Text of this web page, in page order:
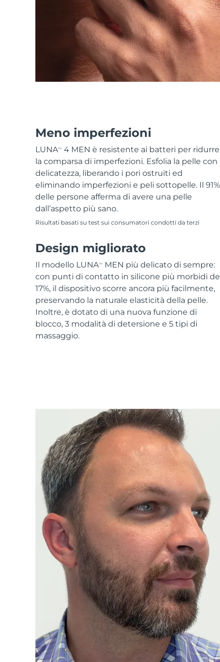
Meno imperfezioni
LUNATM
4 MEN è resistente ai batteri per ridurre
la comparsa di imperfezioni. Esfolia la pelle con
delicatezza, liberando i pori ostruiti ed
eliminando imperfezioni e peli sottopelle. Il 91%
delle persone afferma di avere una pelle
dall’aspetto più sano.
Risultati basati su test sui consumatori condotti da terzi
Design migliorato
Il modello LUNATM
MEN più delicato di sempre:
con punti di contatto in silicone più morbidi
17%, il dispositivo scorre ancora più facilmente,
preservando la naturale elasticità della pelle.
Inoltre, è dotato di una nuova funzione di
blocco, 3 modalità di detersione e 5 tipi di
massaggio.
All acne treatment devices
All revitalizing eye massagers
Skincare KIWI™
Advanced pore care essentials
For healthy hair
issa™ Teeth Whitening Gel
18% PAP
Uomini
CHI SIAMO